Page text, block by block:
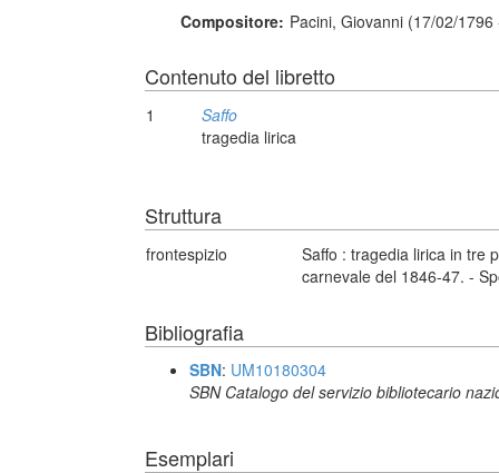
Compositore: Pacini, Giovanni (17/02/
Contenuto del libretto
1
Saffo
tragedia lirica
Struttura
frontespizio
Saffo : tragedia lirica in tre
carnevale del 1846-47. -
Bibliografia
SBN: UM10180304
SBN Catalogo del servizio bibliotecario
Esemplari